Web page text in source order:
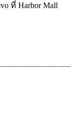
ที่ Harbor Mall